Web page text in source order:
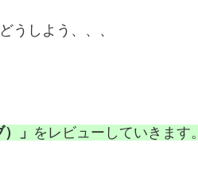
うしよう、、、
」 をレビューしていきます。